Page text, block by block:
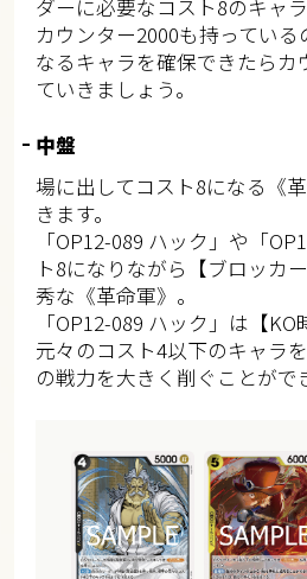
ダーに必要なコスト8のキャ
カウンター2000も持ってい
なるキャラを確保できたらカ
ていきましょう。
中盤
場に出してコスト8になる《
きます。
「OP12-089 ハック」や「
ト8になりながら【ブロッカ
秀な《革命軍》。
「OP12-089 ハック」は【
元々のコスト4以下のキャラ
の戦力を大きく削ぐことがで